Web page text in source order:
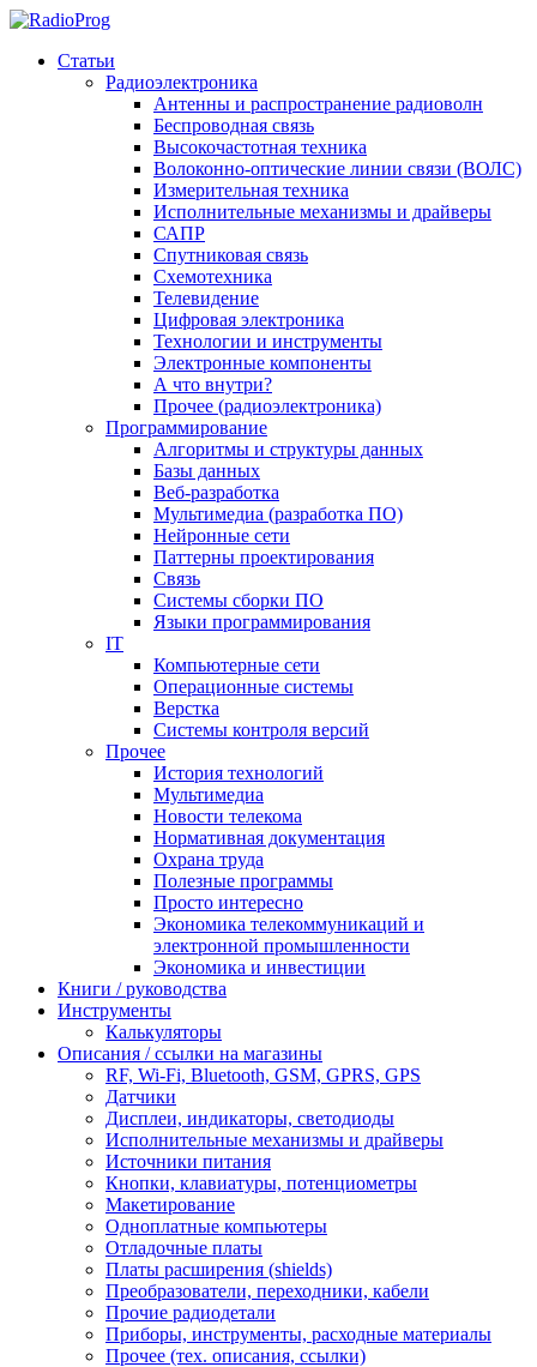
Статьи
Радиоэлектроника
Антенны и распространение радиоволн
Беспроводная связь
Высокочастотная техника
Волоконно-оптические линии связи (ВОЛС)
Измерительная техника
Исполнительные механизмы и драйверы
САПР
Спутниковая связь
Схемотехника
Телевидение
Цифровая электроника
Технологии и инструменты
Электронные компоненты
А что внутри?
Прочее (радиоэлектроника)
Программирование
Алгоритмы и структуры данных
Базы данных
Веб-разработка
Мультимедиа (разработка ПО)
Нейронные сети
Паттерны проектирования
Связь
Системы сборки ПО
Языки программирования
IT
Компьютерные сети
Операционные системы
Верстка
Системы контроля версий
Прочее
История технологий
Мультимедиа
Новости телекома
Нормативная документация
Охрана труда
Полезные программы
Просто интересно
Экономика телекоммуникаций и
электронной промышленности
Экономика и инвестиции
Книги / руководства
Инструменты
Калькуляторы
Описания / ссылки на магазины
RF, Wi-Fi, Bluetooth, GSM, GPRS, GPS
Датчики
Дисплеи, индикаторы, светодиоды
Исполнительные механизмы и драйверы
Источники питания
Кнопки, клавиатуры, потенциометры
Макетирование
Одноплатные компьютеры
Отладочные платы
Платы расширения (shields)
Преобразователи, переходники, кабели
Прочие радиодетали
Приборы, инструменты, расходные материалы
Прочее (тех. описания, ссылки)